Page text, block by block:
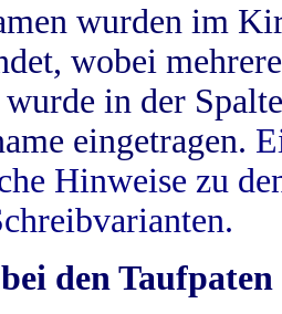
wurden im
wobei
in der
eingetragen.
Hinweise zu
den Taufpaten